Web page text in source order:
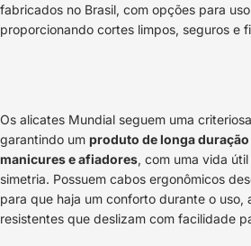
fabricados no Brasil, com opções para
proporcionando cortes limpos, seguros e
Os alicates Mundial seguem uma
garantindo um produto de longa duração
manicures e afiadores, com uma vida
simetria. Possuem cabos ergonômicos
para que haja um conforto durante o uso,
resistentes que deslizam com facilidade